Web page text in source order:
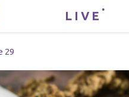
LIVE
29